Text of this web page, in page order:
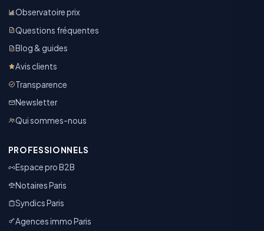
Observatoire prix
Questions fréquentes
Blog & guides
Avis clients
Transparence
Newsletter
Qui sommes-nous
PROFESSIONNELS
Espace pro B2B
Notaires Paris
Syndics Paris
Agences immo Paris